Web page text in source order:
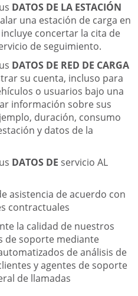
DATOS DE LA ESTACIÓN
una estación de carga en
concertar la cita de
de seguimiento.
DATOS DE RED DE CARGA
su cuenta, incluso para
o usuarios bajo una
información sobre sus
duración, consumo
y datos de la
DATOS DE servicio AL
asistencia de acuerdo con
contractuales
la calidad de nuestros
de soporte mediante
de análisis de
y agentes de soporte
de llamadas